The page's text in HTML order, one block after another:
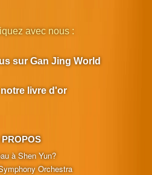
à Shen Yun?
Orchestra
avec nous :
sur Gan Jing World
livre d'or